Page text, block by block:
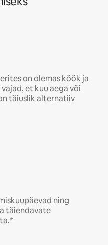
on olemas köök ja
et kuu aega või
täiuslik alternatiiv
ning
täiendavate